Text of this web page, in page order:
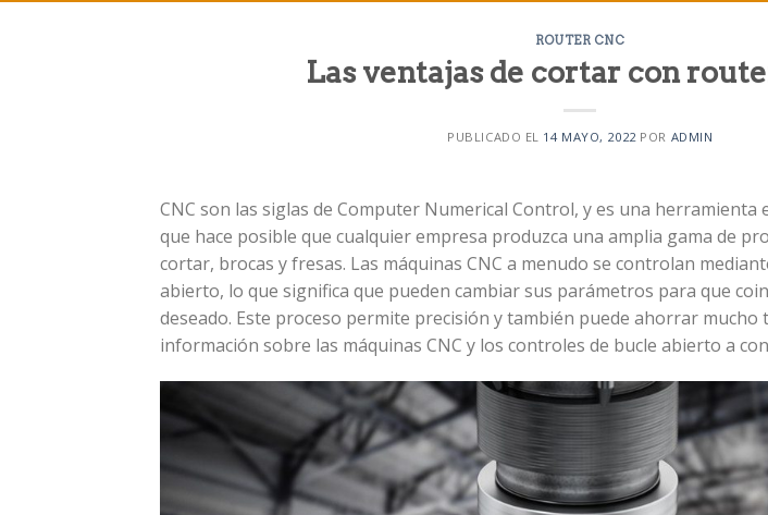
ROUTER CNC
Las ventajas de cortar con
PUBLICADO EL 14 MAYO, 2022 POR ADMIN
CNC son las siglas de Computer Numerical Control, y es una herramienta
que hace posible que cualquier empresa produzca una amplia gama de
cortar, brocas y fresas. Las máquinas CNC a menudo se controlan
abierto, lo que significa que pueden cambiar sus parámetros para que
deseado. Este proceso permite precisión y también puede ahorrar mucho
información sobre las máquinas CNC y los controles de bucle abierto a